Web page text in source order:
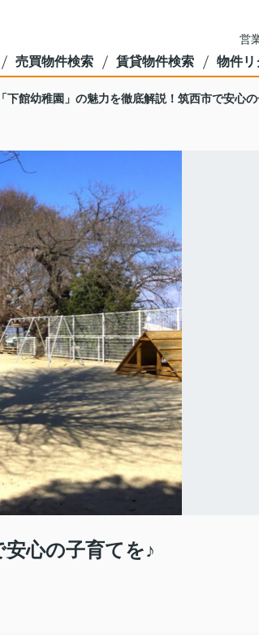
営
売買物件検索 賃貸物件検索 物件リ
「下館幼稚園」の魅力を徹底解説！筑西市で安心
安心の子育てを♪